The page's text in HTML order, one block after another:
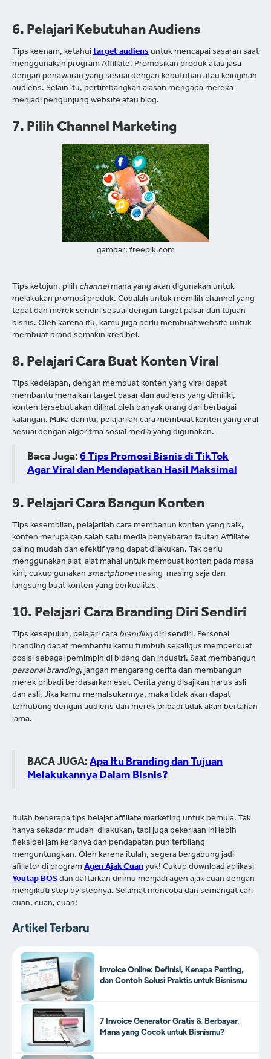
6. Pelajari Kebutuhan Audiens
Tips keenam, ketahui target audiens untuk mencapai sasaran saat
menggunakan program Affiliate. Promosikan produk atau jasa
dengan penawaran yang sesuai dengan kebutuhan atau keinginan
audiens. Selain itu, pertimbangkan alasan mengapa mereka
menjadi pengunjung website atau blog.
7. Pilih Channel Marketing
gambar: freepik.com
Tips ketujuh, pilih channelmana yang akan digunakan untuk
melakukan promosi produk. Cobalah untuk memilih channel yang
tepat dan merek sendiri sesuai dengan target pasar dan tujuan
bisnis. Oleh karena itu, kamu juga perlu membuat website untuk
membuat brand semakin kredibel.
8. Pelajari Cara Buat Konten Viral
Tips kedelapan, dengan membuat konten yang viral dapat
membantu menaikan target pasar dan audiens yang dimiliki,
konten tersebut akan dilihat oleh banyak orang dari berbagai
kalangan. Maka dari itu, pelajarilah cara membuat konten yang viral
sesuai dengan algoritma sosial media yang digunakan.
Baca Juga: 6 Tips Promosi Bisnis di TikTok
Agar Viral dan Mendapatkan Hasil Maksimal
9. Pelajari Cara Bangun Konten
Tips kesembilan, pelajarilah cara membanun konten yang baik,
konten merupakan salah satu media penyebaran tautan Affiliate
paling mudah dan efektif yang dapat dilakukan. Tak perlu
menggunakan alat-alat mahal untuk membuat konten pada masa
kini, cukup gunakan smartphone masing-masing saja dan
langsung buat konten yang berkualitas.
10. Pelajari Cara Branding Diri Sendiri
Tips kesepuluh, pelajari cara brandingdiri sendiri. Personal
branding dapat membantu kamu tumbuh sekaligus memperkuat
posisi sebagai pemimpin di bidang dan industri. Saat membangun
personal branding, jangan mengarang cerita dan membangun
merek pribadi berdasarkan esai. Cerita yang disajikan harus asli
dan asli. Jika kamu memalsukannya, maka tidak akan dapat
terhubung dengan audiens dan merek pribadi tidak akan bertahan
lama.
BACA JUGA: Apa Itu Branding dan Tujuan
Melakukannya Dalam Bisnis?
Itulah beberapa tips belajar affiliate marketing untuk pemula. Tak
hanya sekadar mudah dilakukan, tapi juga pekerjaan ini lebih
fleksibel jam kerjanya dan pendapatan pun terbilang
menguntungkan. Oleh karena itulah, segera bergabung jadi
afiliator di program Agen Ajak Cuan yuk! Cukup download aplikasi
Youtap BOS dan daftarkan dirimu menjadi agen ajak cuan dengan
mengikuti step by stepnya. Selamat mencoba dan semangat cari
cuan, cuan, cuan!
Artikel Terbaru
Invoice Online: Definisi, Kenapa Penting,
dan Contoh Solusi Praktis untuk Bisnismu
7 Invoice Generator Gratis & Berbayar,
Mana yang Cocok untuk Bisnismu?